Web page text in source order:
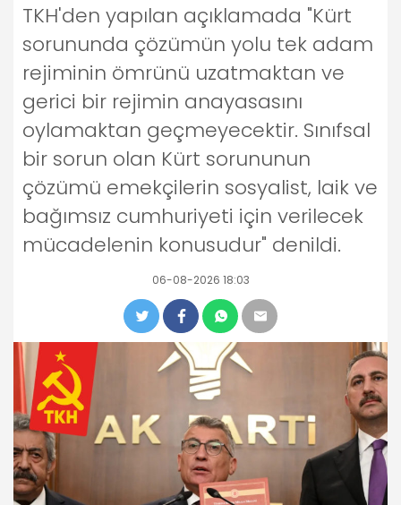
TKH'den yapılan açıklamada "Kürt
sorununda çözümün yolu tek adam
rejiminin ömrünü uzatmaktan ve
gerici bir rejimin anayasasını
oylamaktan geçmeyecektir. Sınıfsal
bir sorun olan Kürt sorununun
çözümü emekçilerin sosyalist, laik ve
bağımsız cumhuriyeti için verilecek
mücadelenin konusudur" denildi.
06-08-2026 18:03